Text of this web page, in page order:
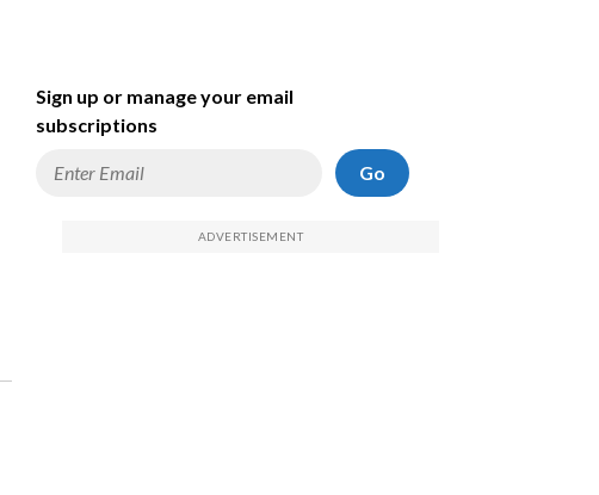
Sign up or manage your email
subscriptions
Go